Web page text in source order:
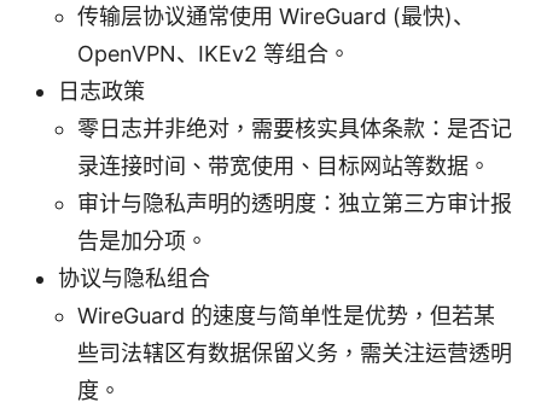
传输层协议通常使用 WireGuard (最快)、
OpenVPN、IKEv2 等组合。
日志政策
零日志并非绝对，需要核实具体条款：是否记
录连接时间、带宽使用、目标网站等数据。
审计与隐私声明的透明度：独立第三方审计报
告是加分项。
协议与隐私组合
WireGuard 的速度与简单性是优势，但若某
些司法辖区有数据保留义务，需关注运营透明
度。